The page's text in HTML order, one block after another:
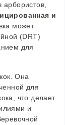
и
может
(DRT)
для
Она
для
что делает
и